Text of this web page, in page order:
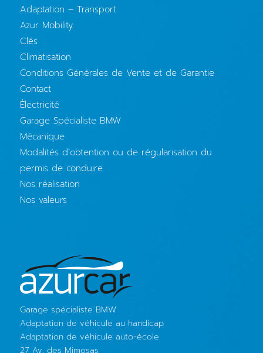
Adaptation – Transport
Azur Mobility
Clés
Climatisation
Conditions Générales de Vente et de Garantie
Contact
Électricité
Garage Spécialiste BMW
Mécanique
Modalités d’obtention ou de régularisation du
permis de conduire
Nos réalisation
Nos valeurs
Garage spécialiste BMW
Adaptation de véhicule au handicap
Adaptation de véhicule auto-école
27 Av. des Mimosas